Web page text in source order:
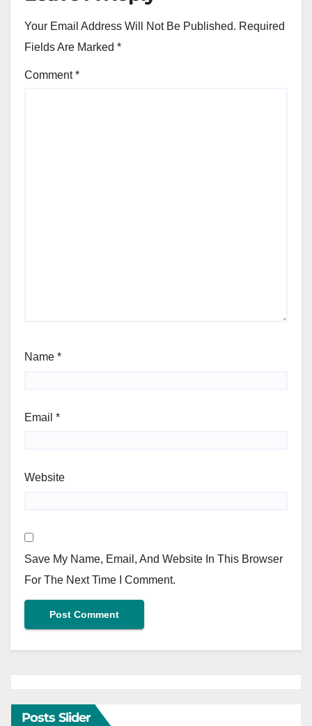
Your Email Address Will Not Be Published. Required
Fields Are Marked *
Comment*
Name *
Email *
Website
Save My Name, Email, And Website In This Browser
For The Next Time I Comment.
Posts Slider